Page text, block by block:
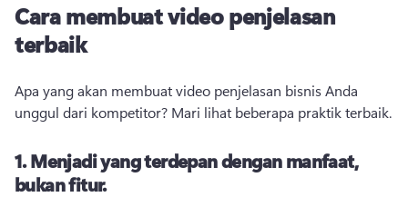
Cara membuat video penjelasan
terbaik
Apa yang akan membuat video penjelasan bisnis Anda
unggul dari kompetitor? Mari lihat beberapa praktik terbaik.
1.Menjadi yang terdepan dengan manfaat,
bukan fitur.